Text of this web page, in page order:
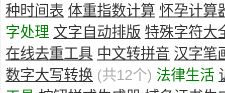
种时间表 体重指数计算 怀孕计算
字处理 文字自动排版 特殊字符大
在线去重工具 中文转拼音 汉字笔
数字大写转换 (共12个) 法律生活